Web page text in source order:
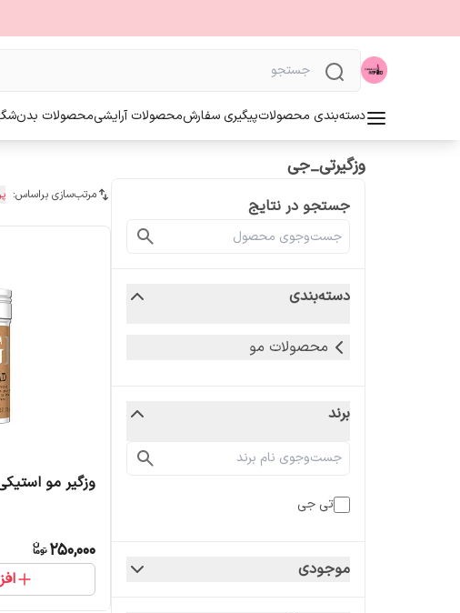
دسته‌بندی محصولاتپیگیری سفارشمحصولات آرایشیمحصولات بدن
وزگیرتی_جی
جستجو در نتایج
دسته‌بندی
محصولات مو
برند
تی جی
موجودی
مرتب‌سازی براساس:
وزگیر مو
250,000